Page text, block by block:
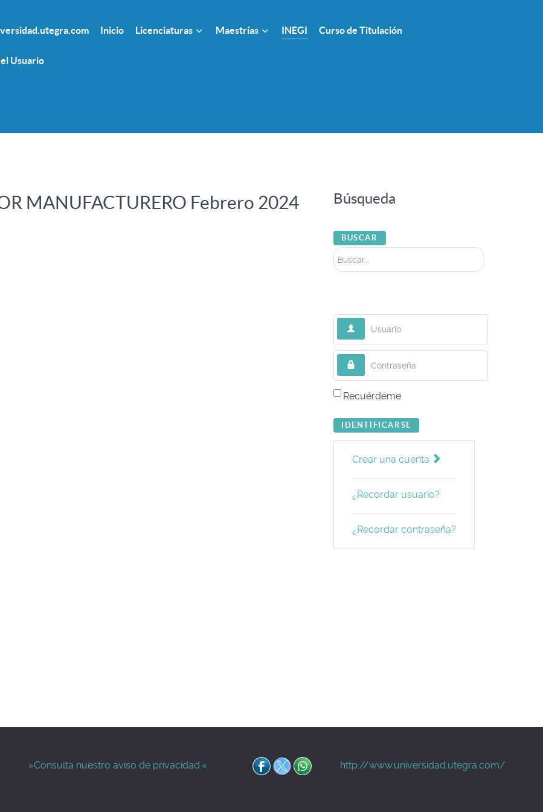
Inicio Licenciaturas Maestrías INEGI Curso de Titulación
Usuario
MANUFACTURERO Febrero 2024 Búsqueda
BUSCAR
Contraseña
Recuérdeme
IDENTIFICARSE
Crear una cuenta
¿Recordar usuario?
¿Recordar contraseña?
»Consulta nuestro aviso de privacidad.« http://www.universidad.utegra.com/